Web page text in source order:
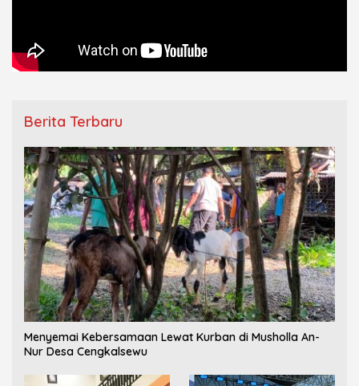
Berita Terbaru
Menyemai Kebersamaan Lewat Kurban di Musholla An-
Nur Desa Cengkalsewu